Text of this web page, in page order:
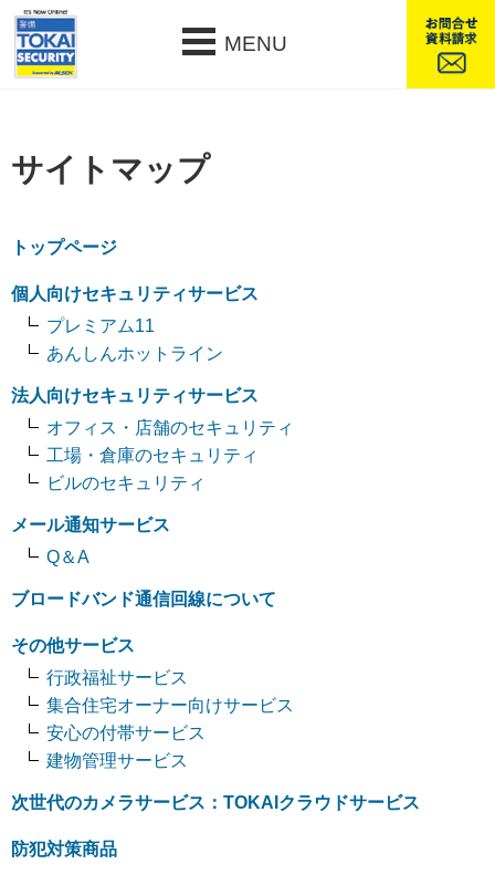
MENU
サイトマップ
トップページ
個人向けセキュリティサービス
プレミアム11
あんしんホットライン
法人向けセキュリティサービス
オフィス・店舗のセキュリティ
工場・倉庫のセキュリティ
ビルのセキュリティ
メール通知サービス
Q＆A
ブロードバンド通信回線について
その他サービス
行政福祉サービス
集合住宅オーナー向けサービス
安心の付帯サービス
建物管理サービス
次世代のカメラサービス：TOKAIクラウドサービス
防犯対策商品